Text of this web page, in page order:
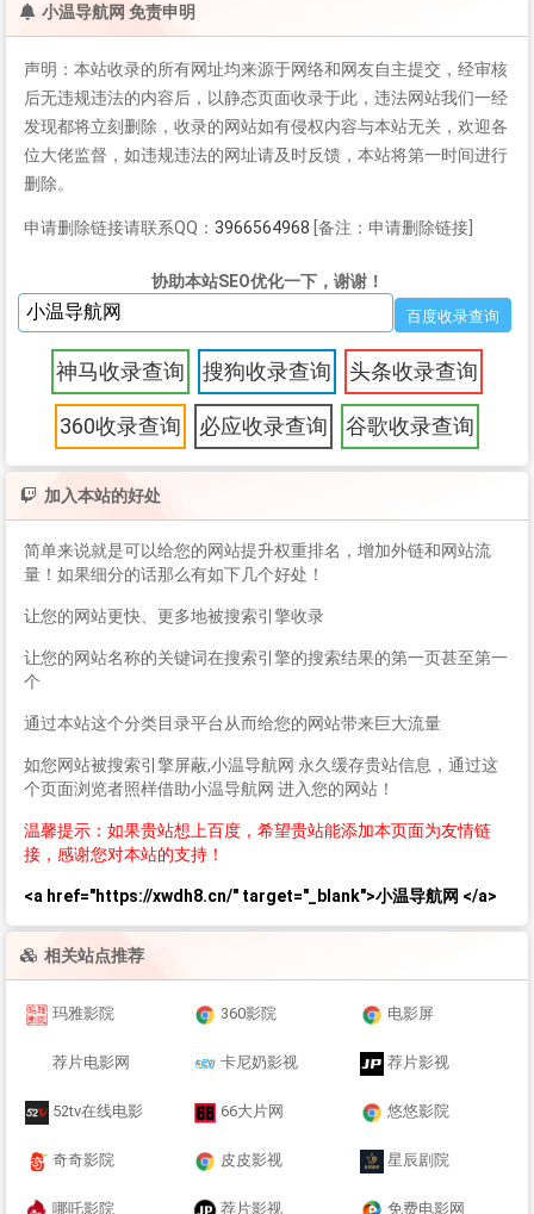
小温导航网 免责申明
声明：本站收录的所有网址均来源于网络和网友自主提交，经审核
后无违规违法的内容后，以静态页面收录于此，违法网站我们一经
发现都将立刻删除，收录的网站如有侵权内容与本站无关，欢迎各
位大佬监督，如违规违法的网址请及时反馈，本站将第一时间进行
删除。
申请删除链接请联系QQ： 3966564968 [备注：申请删除链接]
协助本站SEO优化一下，谢谢！
神马收录查询 搜狗收录查询 头条收录查询
360收录查询 必应收录查询 谷歌收录查询
加入本站的好处
简单来说就是可以给您的网站提升权重排名，增加外链和网站流
量！如果细分的话那么有如下几个好处！
让您的网站更快、更多地被搜索引擎收录
让您的网站名称的关键词在搜索引擎的搜索结果的第一页甚至第一
个
通过本站这个分类目录平台从而给您的网站带来巨大流量
如您网站被搜索引擎屏蔽,小温导航网 永久缓存贵站信息，通过这
个页面浏览者照样借助小温导航网 进入您的网站！
温馨提示：如果贵站想上百度，希望贵站能添加本页面为友情链
接，感谢您对本站的支持！
<a href="https://xwdh8.cn/" target="_blank">小温导航网 </a>
相关站点推荐
玛雅影院 360影院 电影屏
荐片电影网 卡尼奶影视 荐片影视
52tv在线电影 66大片网 悠悠影院
奇奇影院 皮皮影视 星辰剧院
哪吒影院 荐片影视 免费电影网